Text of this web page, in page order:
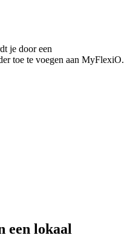
je door een
toe te voegen aan MyFlexiO.
een lokaal